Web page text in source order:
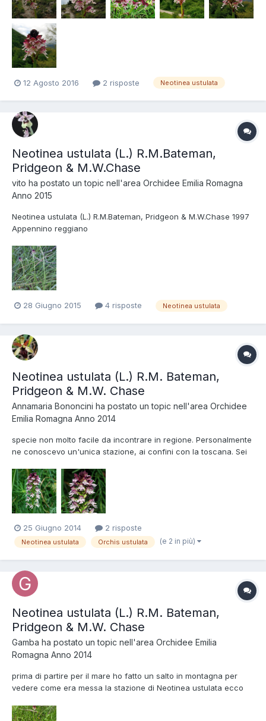
12 Agosto 2016 2 risposte Neotinea ustulata
Neotinea ustulata (L.) R.M.Bateman,
Pridgeon & M.W.Chase
vito ha postato un topic nell'area Orchidee Emilia Romagna
Anno 2015
Neotinea ustulata (L.) R.M.Bateman, Pridgeon & M.W.Chase 1997
Appennino reggiano
28 Giugno 2015 4 risposte Neotinea ustulata
Neotinea ustulata (L.) R.M. Bateman,
Pridgeon & M.W. Chase
Annamaria Bononcini ha postato un topic nell'area Orchidee
Emilia Romagna Anno 2014
specie non molto facile da incontrare in regione. Personalmente
ne conoscevo un'unica stazione, ai confini con la toscana. Sei
dopo un anno ) e temevo di aver detto addio per sempre a
quella stazione. Invece quest'anno, inaspettatamente...
25 Giugno 2014 2 risposte
Neotinea ustulata Orchis ustulata (e 2 in più)
Neotinea ustulata (L.) R.M. Bateman,
Pridgeon & M.W. Chase
Gamba ha postato un topic nell'area Orchidee Emilia
Romagna Anno 2014
prima di partire per il mare ho fatto un salto in montagna per
vedere come era messa la stazione di Neotinea ustulata ecco